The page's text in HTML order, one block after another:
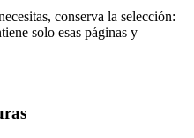
conserva la selección:
solo esas páginas y